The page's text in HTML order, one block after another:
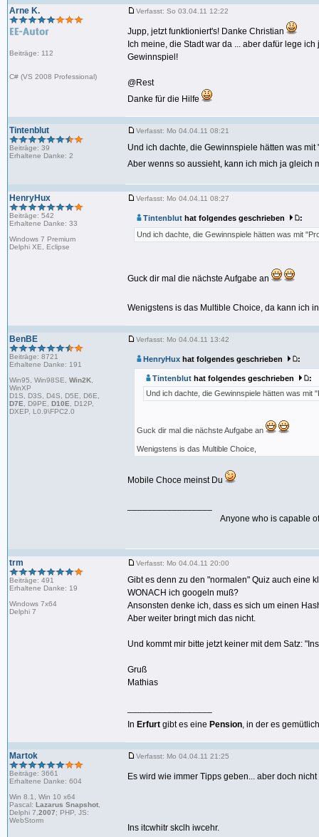
Arne K.
Beiträge: 112
C# (VS 2008 Professional)
Verfasst: So 03.04.11 12:22
Jupp, jetzt funktioniert's! Danke Christian
Ich meine, die Stadt war da ... aber dafür lege
Gewinnspiel!
@Rest
Danke für die Hilfe
Tintenblut
Beiträge: 39
Erhaltene Danke: 2
Verfasst: Mo 04.04.11 08:21
Und ich dachte, die Gewinnspiele hätten was
Aber wenns so aussieht, kann ich mich ja gleich
HenryHux
Beiträge: 542
Erhaltene Danke: 33
Windows 7 Premium
Delphi XE, Eclipse
Verfasst: Mo 04.04.11 08:27
Tintenblut hat folgendes geschrieben
:
Und ich dachte, die Gewinnspiele hätten was mit
Guck dir mal die nächste Aufgabe an
Wenigstens is das Multible Choice, da kann ich
BenBE
Beiträge: 8721
Erhaltene Danke: 191
Win95, Win98SE, Win2K
WinXP
D1S, D3S, D4S, D5E, D6E,
D7E , D9PE, D10E , D12P,
DXEP, L0.9\FPC2.0
Verfasst: Mo 04.04.11 13:42
HenryHux hat folgendes geschrieben :
Tintenblut hat folgendes geschrieben
:
Und ich dachte, die Gewinnspiele hätten was mit
Guck dir mal die nächste Aufgabe an
Wenigstens is das Multible Choice,
Mobile Choce meinst Du
Anyone who is capable
trm
Beiträge: 491
Erhaltene Danke: 19
Windows 7x64
Delphi 7
Verfasst: Mo 04.04.11 20:00
Gibt es denn zu den "normalen" Quiz auch eine
WONACH ich googeln muß?
Ansonsten denke ich, dass es sich um einen
Aber weiter bringt mich das nicht.
Und kommt mir bitte jetzt keiner mit dem Satz:
Gruß
Mathias
In Erfurt gibt es eine Pension, in der es
Martok
Beiträge: 3661
Erhaltene Danke: 604
Win 8.1, Win 10 x64
Pascal: Lazarus Snapshot
Delphi 7, 2007; PHP, JS:
WebStorm
Verfasst: Mo 04.04.11 21:25
Es wird wie immer Tipps geben... aber doch
Ins itcwhitr skclh iwcehr.